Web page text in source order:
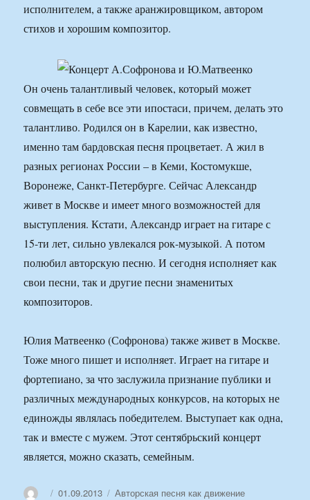
исполнителем, а также аранжировщиком, автором
стихов и хорошим композитор.
Он очень талантливый человек, который может
совмещать в себе все эти ипостаси, причем, делать это
талантливо. Родился он в Карелии, как известно,
именно там бардовская песня процветает. А жил в
разных регионах России – в Кеми, Костомукше,
Воронеже, Санкт-Петербурге. Сейчас Александр
живет в Москве и имеет много возможностей для
выступления. Кстати, Александр играет на гитаре с
15-ти лет, сильно увлекался рок-музыкой. А потом
полюбил авторскую песню. И сегодня исполняет как
свои песни, так и другие песни знаменитых
композиторов.
Юлия Матвеенко (Софронова) также живет в Москве.
Тоже много пишет и исполняет. Играет на гитаре и
фортепиано, за что заслужила признание публики и
различных международных конкурсов, на которых не
единожды являлась победителем. Выступает как одна,
так и вместе с мужем. Этот сентябрьский концерт
является, можно сказать, семейным.
АвторОпубликовано
01.09.2013 Рубрики
Авторская песня как движение